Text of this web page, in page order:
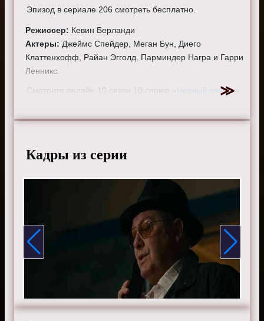
Эпизод в сериале 206 смотреть бесплатно.
Режиссер: Кевин Берланди
Актеры: Джеймс Спейдер, Меган Бун, Диего
Клаттенхофф, Райан Эгголд, Парминдер Награ и Гарри
Ленникс.
Смотрите онлайн 10 сезон 10 серию « Черный список
планшете, пк или телевизоре на сайте the-blacklist-
Кадры из серии